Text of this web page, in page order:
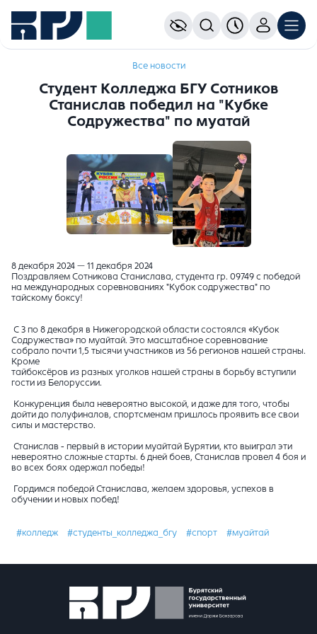
Все новости
Студент Колледжа БГУ Сотников
Станислав победил на "Кубке
Содружества" по муатай
8 декабря 2024 — 11 декабря 2024
Поздравляем Сотникова Станислава, студента гр. 09749 с победой
на международных соревнованиях "Кубок содружества" по
тайскому боксу!
С 3 по 8 декабря в Нижегородской области состоялся «Кубок
Содружества» по муайтай. Это масштабное соревнование
собрало почти 1,5 тысячи участников из 56 регионов нашей страны.
Кроме
тайбоксёров из разных уголков нашей страны в борьбу вступили
гости из Белоруссии.
Конкуренция была невероятно высокой, и даже для того, чтобы
дойти до полуфиналов, спортсменам пришлось проявить все свои
силы и мастерство.
Станислав - первый в истории муайтай Бурятии, кто выиграл эти
невероятно сложные старты. 6 дней боев, Станислав провел 4 боя и
во всех боях одержал победы!
Гордимся победой Станислава, желаем здоровья, успехов в
обучении и новых побед!
#колледж #студенты_колледжа_бгу #спорт #муайтай